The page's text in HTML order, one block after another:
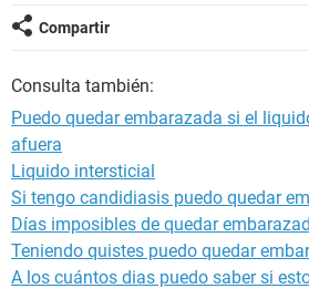
Compartir
Consulta también:
Puedo quedar embarazada si el
afuera
Liquido intersticial
Si tengo candidiasis puedo quedar
Días imposibles de quedar
Teniendo quistes puedo quedar
A los cuántos dias puedo saber si